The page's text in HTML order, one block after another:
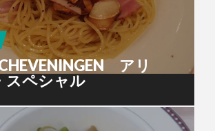
アリ
スペシャル